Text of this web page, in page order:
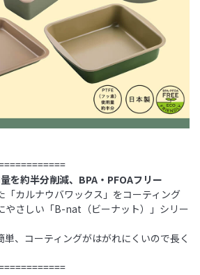
を約半分削減、BPA・PFOAフリー
「カルナウバワックス」をコーティング
やさしい「B-nat（ビーナット）」シリー
、コーティングがはがれにくいので長く